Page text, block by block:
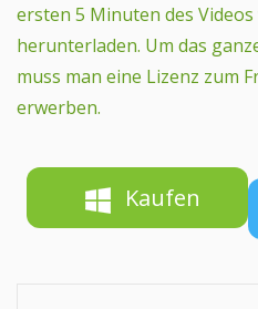
ersten 5 Minuten des
herunterladen. Um das
muss man eine Lizenz zum
erwerben.
Kaufen